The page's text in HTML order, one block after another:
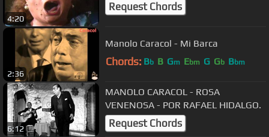
4:20
Request Chords
2:36
Manolo Caracol - Mi Barca
Chords: Bb B Gm Ebm G Gb Bbm
6:12
MANOLO CARACOL - ROSA
VENENOSA - POR RAFAEL HIDALGO.
Request Chords